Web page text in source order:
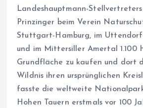
Landeshauptmann-
Prinzinger beim Verein
Stuttgart-Hamburg, im
und im Mittersiller Amertal 1.100
Grundfläche zu kaufen und dort
Wildnis ihren ursprünglichen
fasste die weltweite
Hohen Tauern erstmals vor 100